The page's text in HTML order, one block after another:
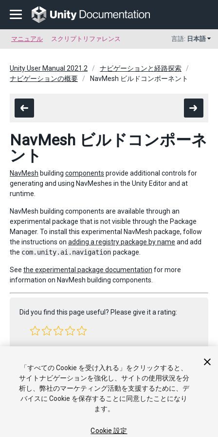
マニュアル スクリプトリファレンス 言語: 日本語
Unity User Manual 2021.2
ナビゲーションと経路探索
ナビゲーションの概要
NavMesh ビルドコンポーネント
NavMesh ビルドコンポーネ
ント
NavMesh building components provide additional controls for
generating and using NavMeshes in the Unity Editor and at
runtime.
NavMesh building components are available through an
experimental package that is not visible through the Package
Manager. To install this experimental NavMesh package, follow
the instructions on adding a registry package by name and add
the com.unity.ai.navigation package.
See the experimental package documentation for more
information on NavMesh building components.
Did you find this page useful? Please give it a rating:
「すべての Cookie を受け入れる」をクリックすると、
サイトナビゲーションを強化し、サイトの使用状況を分
析し、弊社のマーケティング活動を支援するために、デ
バイスに Cookie を保存することに同意したことになり
ます。
Cookie 設定